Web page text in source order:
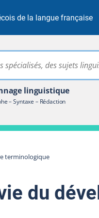
de la langue française
linguistique
– Syntaxe – Rédaction
terminologique
terminologique
du